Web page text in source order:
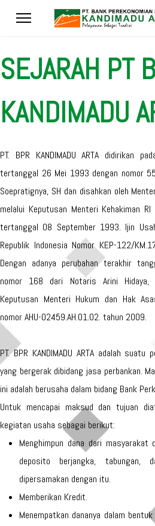
SEJARAH PT
KANDIMADU
PT. BPR KANDIMADU ARTA didirikan
tertanggal 26 Mei 1993 dengan nomor
Soepratignya, SH dan disahkan oleh
melalui Keputusan Menteri Kehakiman RI
tertanggal 08 September 1993. Ijin
Republik Indonesia Nomor KEP-122/
Dengan adanya perubahan terakhir
nomor 168 dari Notaris Arini Hidaya,
Keputusan Menteri Hukum dan Hak
nomor AHU-02459.AH.01.02. tahun 2009.
PT. BPR KANDIMADU ARTA adalah
yang bergerak dibidang jasa perbankan.
ini adalah berusaha dalam bidang Bank
Untuk mencapai maksud dan tujuan
kegiatan usaha sebagai berikut:
Menghimpun dana dari masyarakat
deposito berjangka,
dipersamakan dengan itu.
Memberikan Kredit.
Menempatkan dananya dalam